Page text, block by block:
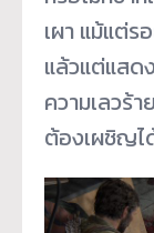
เผา แม้แต่ร
แล้วแต่แสด
ความเลวร้
ต้องเผชิญไ